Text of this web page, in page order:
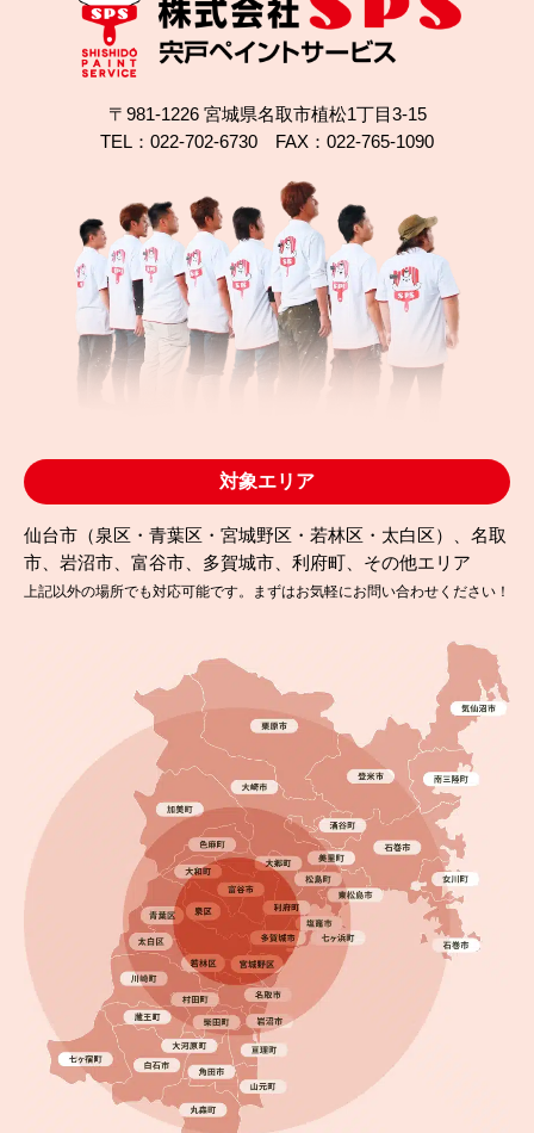
2025.09.13
仙台市太白区A様邸｜WB多彩塗装で外壁をデザイン
塗り替え
完成日 2025.08.27
錆びや色あせを解消！仙台市太白区で屋根・外壁塗
〒981-1226 宮城県名取市植松1丁目3-15
TEL：022-702-6730 FAX：022-765-1090
対象エリア
仙台市（泉区・青葉区・宮城野区・若林区・太白区）、名取
市、岩沼市、富谷市、多賀城市、利府町、その他エリア
上記以外の場所でも対応可能です。まずはお気軽にお問い合わせください！